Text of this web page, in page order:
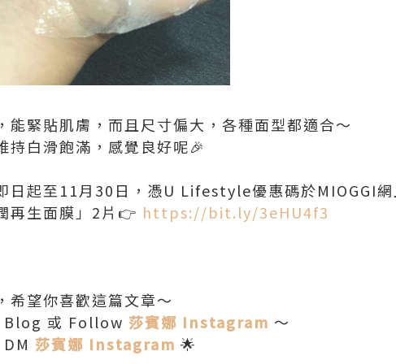
能緊貼肌膚，而且尺寸偏大，各種面型都適合～
持白滑飽滿，感覺良好呢🎉
日起至11月30日，憑U Lifestyle優惠碼於MIOGGI網
再生面膜」2片👉 https://bit.ly/3eHU4f3
希望你喜歡這篇文章～
Blog 或 Follow 莎賓娜 Instagram ～
莎賓娜 Instagram 🌟